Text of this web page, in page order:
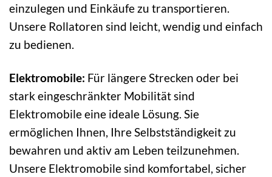
einzulegen und Einkäufe zu transportieren.
Unsere Rollatoren sind leicht, wendig und einfach
zu bedienen.
Elektromobile: Für längere Strecken oder bei
stark eingeschränkter Mobilität sind
Elektromobile eine ideale Lösung. Sie
ermöglichen Ihnen, Ihre Selbstständigkeit zu
bewahren und aktiv am Leben teilzunehmen.
Unsere Elektromobile sind komfortabel, sicher